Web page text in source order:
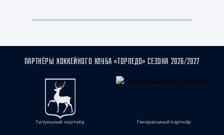
ПАРТНЁРЫ ХОККЕЙНОГО КЛУБА «ТОРПЕДО» СЕЗОНА 2026/2027
Титульный партнёр Генеральный партнёр